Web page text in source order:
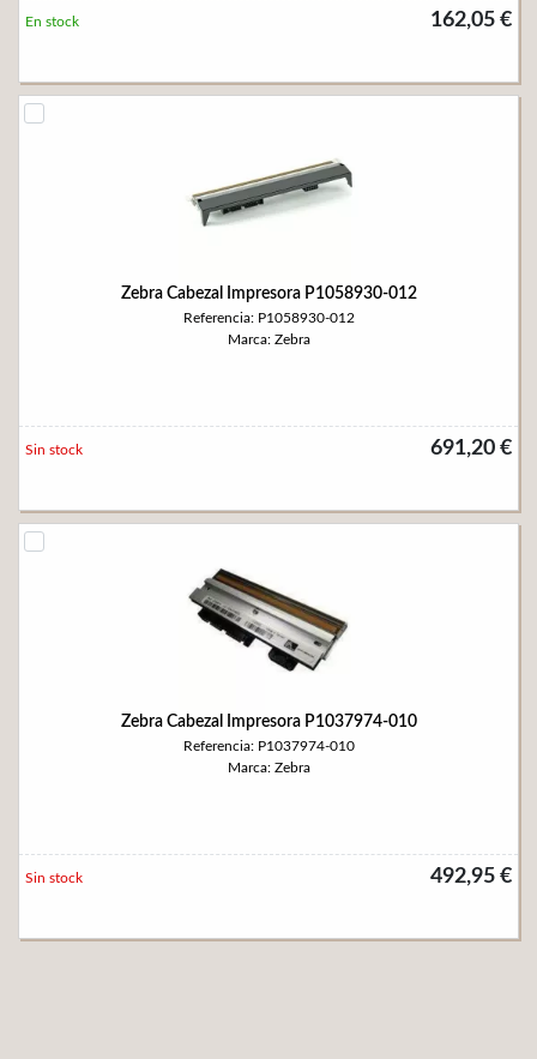
162,05 €
En stock
Zebra Cabezal Impresora P1058930-012
Referencia: P1058930-012
Marca: Zebra
691,20 €
Sin stock
Zebra Cabezal Impresora P1037974-010
Referencia: P1037974-010
Marca: Zebra
492,95 €
Sin stock